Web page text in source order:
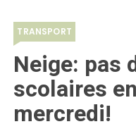
TRANSPORT
Neige: pas
scolaires
mercredi!